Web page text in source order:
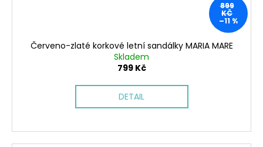
899
KČ
–11 %
Červeno-zlaté korkové letní sandálky MARIA MARE
Skladem
799 Kč
DETAIL